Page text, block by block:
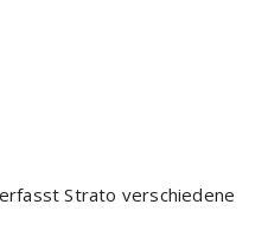
Strato verschiedene